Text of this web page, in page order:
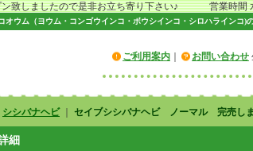
したので是非お立ち寄り下さい♪ 営業時間 水
ウム（ヨウム・コンゴウインコ・ボウシインコ・シロハラインコ)
ご利用案内 お問い合わせ
シシバナヘビ｜ セイブシシバナヘビ ノーマル 完売し
細